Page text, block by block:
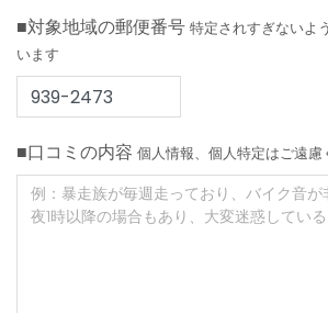
■対象地域の郵便番号 特定されすぎないよ
います
■口コミの内容 個人情報、個人特定はご遠慮